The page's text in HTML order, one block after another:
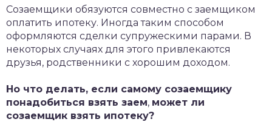
Созаемщики обязуются совместно с заемщиком
оплатить ипотеку. Иногда таким способом
оформляются сделки супружескими парами. В
некоторых случаях для этого привлекаются
друзья, родственники с хорошим доходом.
Но что делать, если самому созаемщику
понадобиться взять заем, может ли
созаемщик взять ипотеку?